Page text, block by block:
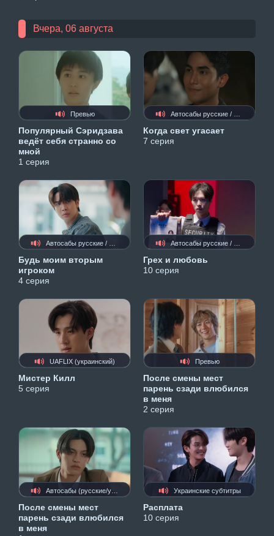
Вчера, 06 августа
Превью
Популярный Сэридзава
ведёт себя странно со
мной
1 серия
Автосабы русские / украинские
Когда свет угасает
7 серия
Автосабы русские / украинские
Будь моим вторым
игроком
4 серия
Автосабы русские / украинские
Грех и любовь
10 серия
UAFLIX (украинский)
Мистер Килл
5 серия
Превью
После смены мест
парень сзади влюбился
в меня
2 серия
Автосабы (русские/украинские/кыргызские)
После смены мест
парень сзади влюбился
в меня
Украинские субтитры
Расплата
10 серия